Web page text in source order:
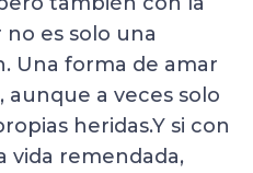
es solo una
Una forma de amar
a veces solo
heridas.Y si con
vida remendada,